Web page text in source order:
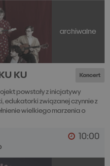
KU Koncert
powstały z inicjatywy
edukatorki związanej czynnie z
wielkiego marzenia o
archiwalne
10:00